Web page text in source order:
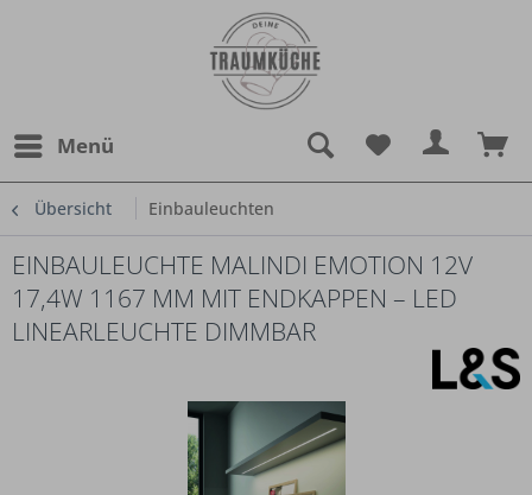
Menü
Übersicht Einbauleuchten
EINBAULEUCHTE MALINDI EMOTION 12V
17,4W 1167 MM MIT ENDKAPPEN – LED
LINEARLEUCHTE DIMMBAR